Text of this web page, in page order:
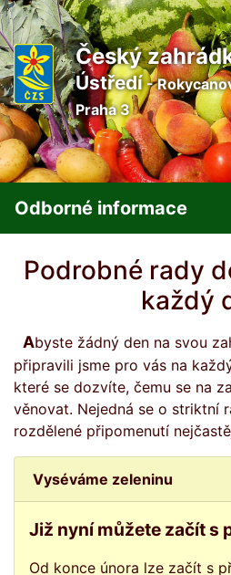
Český
Ústředí-
Praha 3
Odborné informace
Podrobné rady
každý
Abyste žádný den na svou zahrádku nezapomněli,
připravili jsme pro vás na
které se dozvíte, čemu se na
věnovat. Nejedná se o striktní
rozdělené připomenutí
Vyséváme zeleninu
Již nyní můžete začít s
Od konce února lze začít s